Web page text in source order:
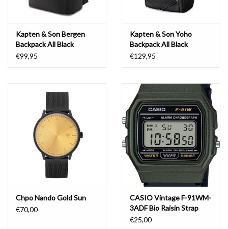
Kapten & Son Bergen
Backpack All Black
€99,95
Kapten & Son Yoho
Backpack All Black
€129,95
Chpo Nando Gold Sun
€70,00
CASIO Vintage F-91WM-
3ADF Bio Raisin Strap
Forest Green
€25,00